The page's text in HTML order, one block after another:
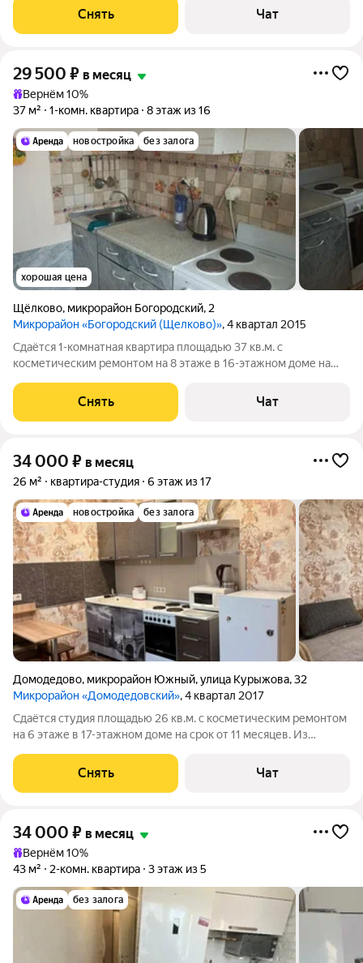
Стиральная машина Холодильник Дом - панельный, окна
выходят во двор и на улицу.
Снять Чат
29 500 ₽ в месяц
Вернём 10%
37 м²
1-комн. квартира 8 этаж из 16
новостройка без залога
хорошая цена
Щёлково, микрорайон Богородский, 2
Микрорайон «Богородский (Щелково)», 4 квартал 2015
Сдаётся 1-комнатная квартира площадью 37 кв.м. с
косметическим ремонтом на 8 этаже в 16-этажном доме на
Холодильник Дом - монолитный, окна выходят во двор.
Коммунальные услуги по счетчикам
Снять Чат
34 000 ₽ в месяц
26 м² квартира-студия 6 этаж из 17
новостройка без залога
Домодедово, микрорайон Южный,улица Курыжова,32
Микрорайон «Домодедовский», 4 квартал 2017
Сдаётся студия площадью 26 кв.м. с косметическим ремонтом
на 6 этаже в 17-этажном доме на срок от 11 месяцев. Из
Холодильник Микроволновка Дом - панельный. В подъезде 2
лифта - 1 грузовой и
Снять Чат
34 000 ₽ в месяц
Вернём 10%
43 м²
2-комн. квартира 3 этаж из 5
без залога